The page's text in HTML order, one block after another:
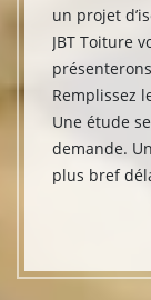
un projet
JBT Toiture
Remplissez
Une étude
demande.
plus bref